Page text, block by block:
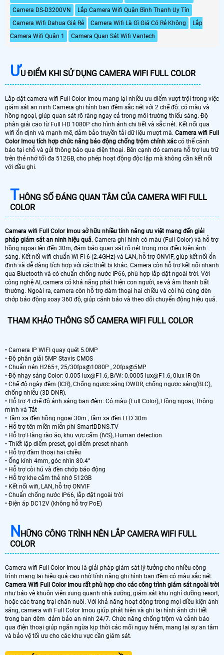
Camera DS-D3200VN
Lắp Camera Wifi Quận Bình Thạnh Uy Tín
Camera Wifi Dahua Giá Rẻ
Camera Wifi Là Gì Giá Có Rẻ Không
Lắp
Camera Wifi Quận 1
Camera Quan Sát Wifi Vantech
ƯU ĐIỂM KHI SỬ DỤNG CAMERA WIFI FULL COLOR
Lắp đặt camera wifi Full Color Imou mang lại nhiều ưu điểm vượt trội trong việc
giám sát an ninh Camera ghi hình ban đêm sắc nét với 2 chế độ: có màu và
hồng ngoại, giúp quan sát rõ ràng ngay cả trong môi trường thiếu sáng. Độ
phân giải cao từ Full HD 1080P cho hình ảnh chi tiết và sắc nét. Kết nối qua
wifi ổn định và mạnh mẽ, đảm bảo truyền tải dữ liệu mượt mà. Camera wifi Full
Color Imou tích hợp chức năng báo động chống trộm chính xáccó thể cảnh
báo tại chỗ và gửi thông báo qua điện thoại. Bên cạnh đó camera hỗ trợ lưu trữ
trên thẻ nhớ tối đa 512GB, cho phép hoạt động độc lập mà không cần kết nối
với đầu ghi.
THÔNG SỐ ĐÁNG QUAN TÂM CỦA CAMERA WIFI FULL
COLOR
Camera wifi Full Color Imou sở hữu nhiều tính năng ưu việt mang đến giải
pháp giám sát an ninh hiệu quả. Camera ghi hình có màu (Full Color) và hỗ trợ
hồng ngoại lên đến 30m, đảm bảo quan sát rõ nét trong mọi điều kiện ánh
sáng. Kết nối wifi chuẩn Wi-Fi 6 (2.4GHz) và LAN, hỗ trợ ONVIF, giúp kết nối ổn
định và dễ dàng tích hợp với các thiết bị khác. Camera còn hỗ trợ kết nối nhanh
qua Bluetooth và có chuẩn chống nước IP66, phù hợp lắp đặt ngoài trời. Với
công nghệ AI, camera có khả năng phát hiện con người, xe và âm thanh bất
thường. Ngoài ra, camera còn hỗ trợ đàm thoại hai chiều và còi hú cùng đèn
chớp báo động xoay 360 độ, giúp cảnh báo và theo dõi chuyển động hiệu quả.
THAM KHẢO THÔNG SỐ CAMERA WIFI FULL COLOR
• Camera IP WIFI quay quét 5.0MP
• Độ phân giải 5MP Stavis CMOS
• Chuẩn nén H265+, 25/30fps@1080P , 20fps@5MP
• Độ nhạy sáng Color: 0.005 lux@F1.6, B/W: 0.0005 lux@F1.6, 0lux IR On
• Chế độ ngày đêm (ICR), Chống ngược sáng DWDR, chống ngược sáng(BLC),
chống nhiễu (3D-DNR).
• Hỗ trợ 4 chế độ ánh sáng ban đêm: Có màu (Full Color), Hồng ngoại, Thông
minh và Tắt
• Tầm xa đèn hồng ngoại 30m , tầm xa đèn LED 30m
• Hỗ trợ tên miền miễn phí SmartDDNS.TV
• Hỗ trợ Hàng rào ảo, khu vực cấm (IVS), Human detection
• Thiết lập điểm preset, gọi điểm preset nhanh
• Hỗ trợ đàm thoại hai chiều
• Ống kính 4mm, góc nhìn 80.4°
• Hỗ trợ còi hú và đèn chớp báo động
• Hỗ trợ khe cắm thẻ nhớ 512GB
• Kết nối wifi, LAN, hỗ trợ ONVIF
• Chuẩn chống nước IP66, lắp đặt ngoài trời
• Điện áp DC12V (không hỗ trợ PoE)
N HỮNG CÔNG TRÌNH NÊN LẮP CAMERA WIFI FULL
COLOR
Camera wifi Full Color Imou là giải pháp giám sát lý tưởng cho nhiều công
trình mang lại hiệu quả cao nhờ tính năng ghi hình ban đêm có màu sắc nét.
Camera Wifi Full Color Imou rất phù hợp cho các công trình giám sát ngoài trời
như bảo vệ khuôn viên xung quanh nhà xưởng, giám sát khu nghỉ dưỡng resort,
hoặc các trang trại chăn nuôi. Với khả năng hoạt động trong mọi điều kiện ánh
sáng, camera wifi Full Color Imou giúp phát hiện và ghi lại hình ảnh chi tiết
trong ban đêm đảm bảo an ninh 24/7. Chức năng chống trộm và cảnh báo
qua điện thoại giúp ngăn ngừa kịp thời các mối nguy hiểm, mang lại sự an tâm
và bảo vệ tối ưu cho các khu vực cần giám sát.